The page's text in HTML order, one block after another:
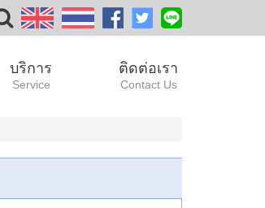
บริการ
Service
ติดต่อเรา
Contact Us